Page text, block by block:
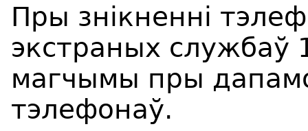
Пры знікненні
экстраных службаў
магчымы пры
тэлефонаў.